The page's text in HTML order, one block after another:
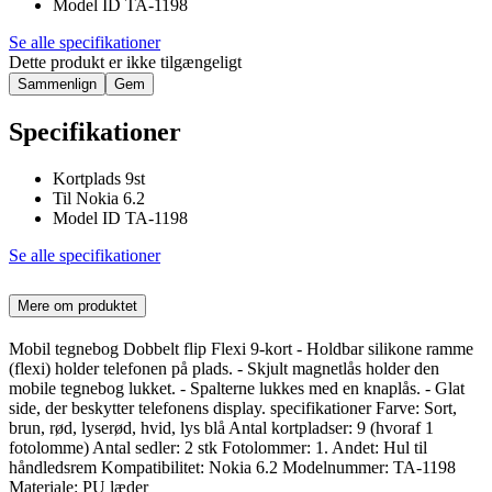
Model ID TA-1198
Se alle specifikationer
Dette produkt er ikke tilgængeligt
Sammenlign Gem
Specifikationer
Kortplads 9st
Til Nokia 6.2
Model ID TA-1198
Se alle specifikationer
Mere om produktet
Mobil tegnebog Dobbelt flip Flexi 9-kort - Holdbar silikone ramme
(flexi) holder telefonen på plads. - Skjult magnetlås holder den
mobile tegnebog lukket. - Spalterne lukkes med en knaplås. - Glat
side, der beskytter telefonens display. specifikationer Farve: Sort,
brun, rød, lyserød, hvid, lys blå Antal kortpladser: 9 (hvoraf 1
fotolomme) Antal sedler: 2 stk Fotolommer: 1. Andet: Hul til
håndledsrem Kompatibilitet: Nokia 6.2 Modelnummer: TA-1198
Materiale: PU læder